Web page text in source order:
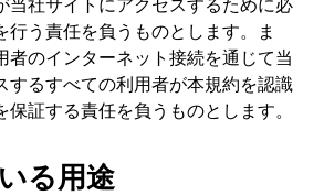
行う責任を負うものとします。ま
者のインターネット接続を通じて当
するすべての利用者が本規約を認識
保証する責任を負うものとします。
る用途